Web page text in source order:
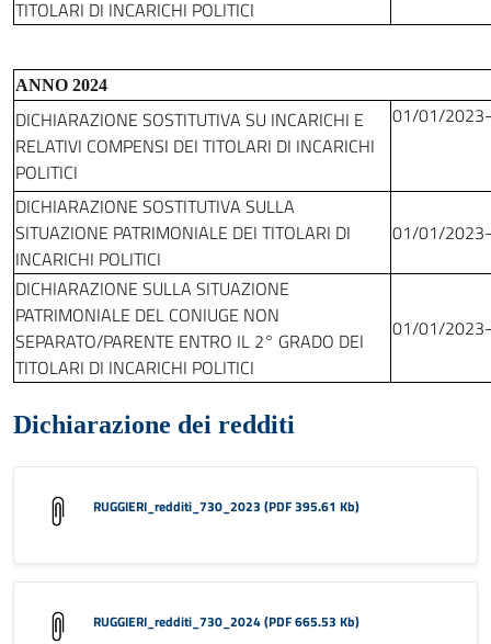
TITOLARI DI INCARICHI POLITICI
ANNO 2024
DICHIARAZIONE SOSTITUTIVA SU INCARICHI E
RELATIVI COMPENSI DEI TITOLARI DI INCARICHI
POLITICI
01/01/
DICHIARAZIONE SOSTITUTIVA SULLA
SITUAZIONE PATRIMONIALE DEI TITOLARI DI
INCARICHI POLITICI
01/01/
DICHIARAZIONE SULLA SITUAZIONE
PATRIMONIALE DEL CONIUGE NON
SEPARATO/PARENTE ENTRO IL 2° GRADO DEI
TITOLARI DI INCARICHI POLITICI
01/01/
Dichiarazione dei redditi
RUGGIERI_redditi_730_2023 (PDF 395.61 Kb)
RUGGIERI_redditi_730_2024 (PDF 665.53 Kb)